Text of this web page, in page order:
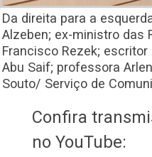
Da direita para a
Alzeben; ex-ministro das
Francisco Rezek;
Abu Saif; professora
Souto/ Serviço de
Confira
no YouTube: